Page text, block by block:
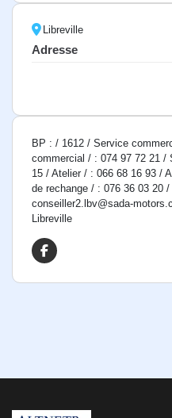
Libreville
Adresse
BP : / 1612 / Service
commercial / : 074 97 72 21 /
15 / Atelier / : 066 68 16 93 /
de rechange / : 076 36 03 20
conseiller2.lbv@sada-
Libreville